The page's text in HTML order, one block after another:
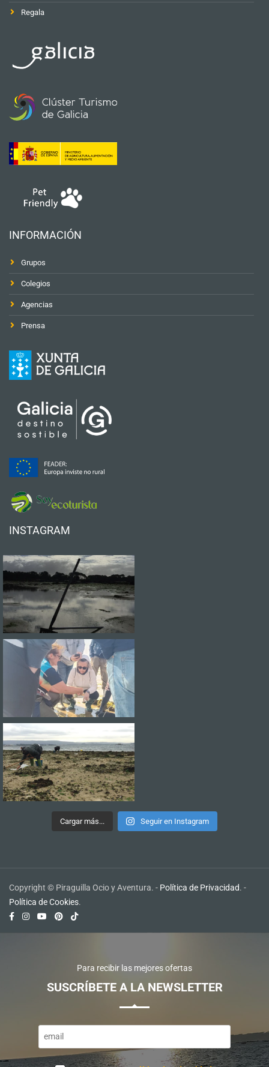
Regala
INFORMACIÓN
Grupos
Colegios
Agencias
Prensa
INSTAGRAM
Cargar más... Seguir en Instagram
Copyright © Piraguilla Ocio y Aventura. - Política de Privacidad. -
Política de Cookies.
Para recibir las mejores ofertas
SUSCRÍBETE A LA NEWSLETTER